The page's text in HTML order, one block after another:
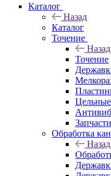
Каталог
Назад
Каталог
Точение
Назад
Точение
Запчасти
Обработка
Назад